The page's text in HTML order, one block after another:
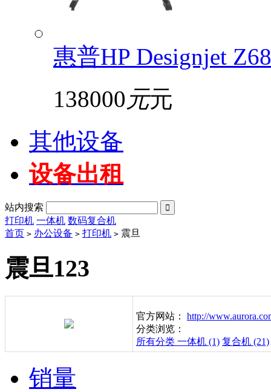
惠普HP Designjet
138000 元元
其他设备
设备出租
站内搜索 
打印机 一体机 数码复合机
首页 > 办公设备 > 打印机 > 震旦
震旦123
官方网站： http://
分类浏览：
所有分类 一体机 (1) 复合机 (21)
销量